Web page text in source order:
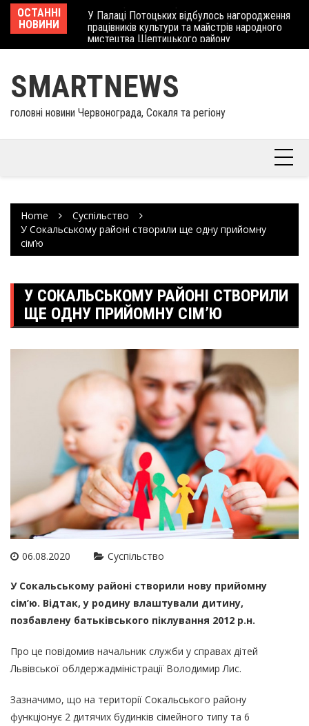
Skip
content
ОСТАННІ
НОВИНИ
У Палаці Потоцьких відбулось нагородження
працівників культури та майстрів народного
мистецтва Шептицького району
SMARTNEWS
головні новини Червонограда, Сокаля та регіону
Home
Суспільство
У Сокальському районі створили ще одну прийомну
сім’ю
У СОКАЛЬСЬКОМУ РАЙОНІ СТВОРИЛИ
ЩЕ ОДНУ ПРИЙОМНУ СІМ’Ю
06.08.2020 Суспільство
У Сокальському районі створили нову прийомну
сім’ю. Відтак, у родину влаштували дитину,
позбавлену батьківського піклування 2012 р.н.
Про це повідомив начальник служби у справах дітей
Львівської облдержадміністрації Володимир Лис.
Зазначимо, що на території Сокальського району
функціонує 2 дитячих будинків сімейного типу та 6